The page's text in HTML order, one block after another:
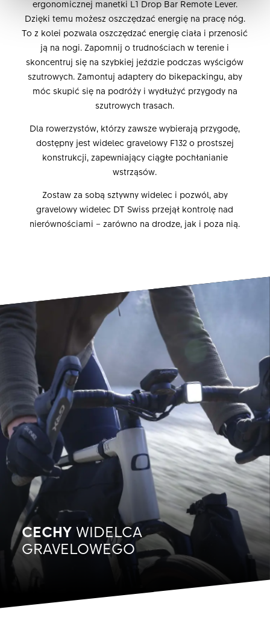
ergonomicznej manetki L1 Drop Bar Remote Lever.
Dzięki temu możesz oszczędzać energię na pracę nóg.
To z kolei pozwala oszczędzać energię ciała i przenosić
ją na nogi. Zapomnij o trudnościach w terenie i
skoncentruj się na szybkiej jeździe podczas wyścigów
szutrowych. Zamontuj adaptery do bikepackingu, aby
móc skupić się na podróży i wydłużyć przygody na
szutrowych trasach.
Dla rowerzystów, którzy zawsze wybierają przygodę,
dostępny jest widelec gravelowy F132 o prostszej
konstrukcji, zapewniający ciągłe pochłanianie
wstrząsów.
Zostaw za sobą sztywny widelec i pozwól, aby
gravelowy widelec DT Swiss przejął kontrolę nad
nierównościami – zarówno na drodze, jak i poza nią.
CECHY WIDELCA
GRAVELOWEGO